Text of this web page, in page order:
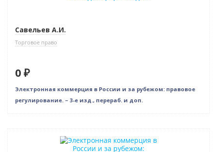
Савельев А.И.
Торговое право
0 ₽
Электронная коммерция в России и за рубежом: правовое
регулирование. – 3-е изд., перераб. и доп.
Нет в наличии